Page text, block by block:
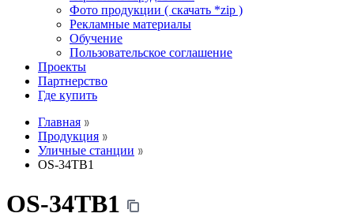
Фото продукции ( скачать *zip )
Рекламные материалы
Обучение
Пользовательское соглашение
Проекты
Партнерство
Где купить
Главная
Продукция
Уличные станции
OS-34TB1
OS-34TB1